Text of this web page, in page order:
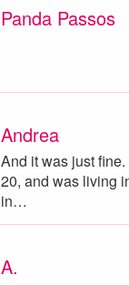
Panda Passos
Andrea
And it was just
20, and was living
in…
A.